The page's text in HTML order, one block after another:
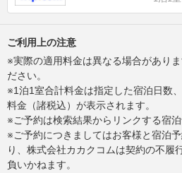
ご利用上の注意
※実際の適用料金は異なる場合があり
ださい。
※1泊1室合計料金は指定した宿泊日数
料金（諸税込）が表示されます。
※ご予約は検索結果からリンクする宿
※ご予約につきましてはお客様と宿泊
り、株式会社カカクコムは契約の不履
負いかねます。